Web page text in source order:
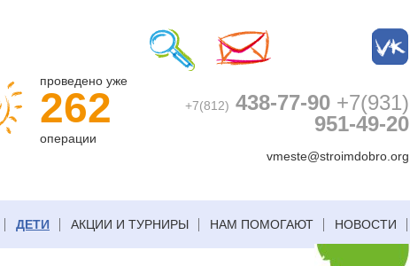
проведено уже
262
операции
+7(812) 438-77-90 +7(931)
951-49-20
vmeste@stroimdobro.org
ДЕТИ АКЦИИ И ТУРНИРЫ НАМ ПОМОГАЮТ НОВОСТИ